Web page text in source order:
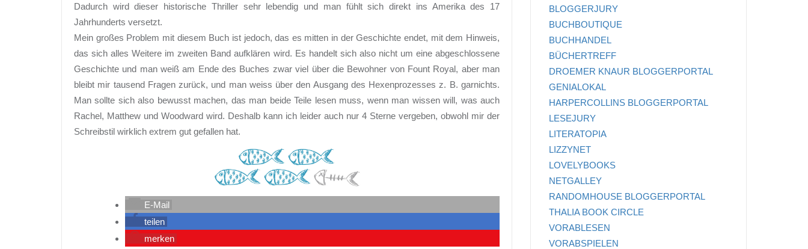
Dadurch wird dieser historische Thriller sehr lebendig und man fühlt sich direkt ins Amerika des 17
Jahrhunderts versetzt.
Mein großes Problem mit diesem Buch ist jedoch, das es mitten in der Geschichte endet, mit dem Hinweis,
das sich alles Weitere im zweiten Band aufklären wird. Es handelt sich also nicht um eine abgeschlossene
Geschichte und man weiß am Ende des Buches zwar viel über die Bewohner von Fount Royal, aber man
bleibt mir tausend Fragen zurück, und man weiss über den Ausgang des Hexenprozesses z. B. garnichts.
Man sollte sich also bewusst machen, das man beide Teile lesen muss, wenn man wissen will, was auch
Rachel, Matthew und Woodward wird. Deshalb kann ich leider auch nur 4 Sterne vergeben, obwohl mir der
Schreibstil wirklich extrem gut gefallen hat.
E-Mail
teilen
merken
BLOGGERJURY
BUCHBOUTIQUE
BUCHHANDEL
BÜCHERTREFF
DROEMER KNAUR BLOGGERPORTAL
GENIALOKAL
HARPERCOLLINS BLOGGERPORTAL
LESEJURY
LITERATOPIA
LIZZYNET
LOVELYBOOKS
NETGALLEY
RANDOMHOUSE BLOGGERPORTAL
THALIA BOOK CIRCLE
VORABLESEN
VORABSPIELEN